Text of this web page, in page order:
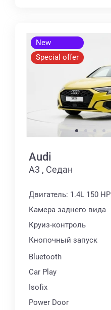
New
Special offer
Audi
А3 , Седан
Двигатель: 1.4L 150 HP
Камера заднего вида
Круиз-контроль
Кнопочный запуск
Bluetooth
Car Play
Isofix
Power Door